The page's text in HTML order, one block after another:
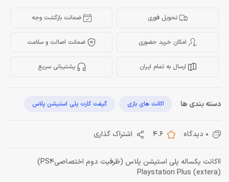
تحویل فوری ضمانت بازگشت وجه
امکان خرید حضوری ضمانت اصالت و سلامت
ارسال به تمام ایران پشتیبانی سریع
دسته بندی ها اکانت های بازی گیفت کارت پلی استیشن پلاس
0 دیدگاه 4.6 اشتراک گذاری
ااکانت یکساله پلی استیشن پلاس (ظرفیت دوم اختصاصیPS4)
(Playstation Plus (extera